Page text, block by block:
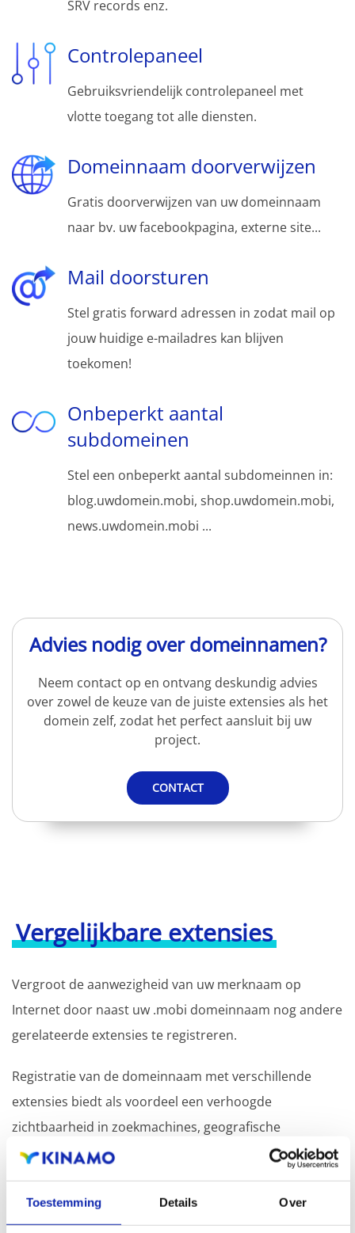
Toestemming Details Over
SRV records enz.
Controlepaneel
Gebruiksvriendelijk controlepaneel met
vlotte toegang tot alle diensten.
Domeinnaam doorverwijzen
Gratis doorverwijzen van uw domeinnaam
naar bv. uw facebookpagina, externe site...
Mail doorsturen
Stel gratis forward adressen in zodat mail op
jouw huidige e-mailadres kan blijven
toekomen!
Onbeperkt aantal
subdomeinen
Stel een onbeperkt aantal subdomeinnen in:
blog.uwdomein.mobi, shop.uwdomein.mobi,
news.uwdomein.mobi ...
Advies nodig over domeinnamen?
Neem contact op en ontvang deskundig advies
over zowel de keuze van de juiste extensies als het
domein zelf, zodat het perfect aansluit bij uw
project.
CONTACT
Vergelijkbare extensies
Vergroot de aanwezigheid van uw merknaam op
Internet door naast uw .mobi domeinnaam nog andere
gerelateerde extensies te registreren.
Registratie van de domeinnaam met verschillende
extensies biedt als voordeel een verhoogde
zichtbaarheid in zoekmachines, geografische
aanwezigheid en verbeterde aanwezigheid bij lokale
zoekresultaten in zoekmachines.